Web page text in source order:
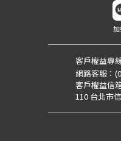
客戶權益專
網路客服：
客戶權益信
110 台北市